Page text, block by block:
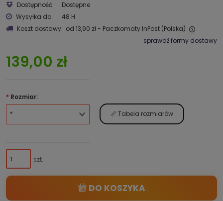
Dostępność:
Dostępne
Wysyłka do:
48 H
Koszt dostawy: od 13,90 zł- Paczkomaty InPost (Polska)
sprawdź formy dostawy
139,00 zł
* Rozmiar:
📏 Tabela rozmiarów
szt.
DO KOSZYKA